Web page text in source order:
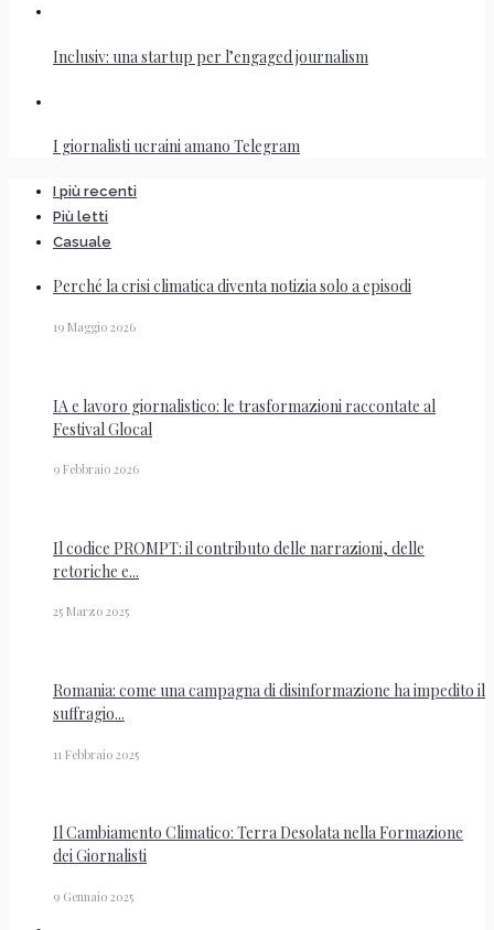
Inclusiv: una startup per l’engaged journalism
I giornalisti ucraini amano Telegram
I più recenti
Più letti
Casuale
Perché la crisi climatica diventa notizia solo a episodi
19 Maggio 2026
IA e lavoro giornalistico: le trasformazioni raccontate al
Festival Glocal
9 Febbraio 2026
Il codice PROMPT: il contributo delle narrazioni, delle
retoriche e...
25 Marzo 2025
Romania: come una campagna di disinformazione ha impedito il
suffragio...
11 Febbraio 2025
Il Cambiamento Climatico: Terra Desolata nella Formazione
dei Giornalisti
9 Gennaio 2025